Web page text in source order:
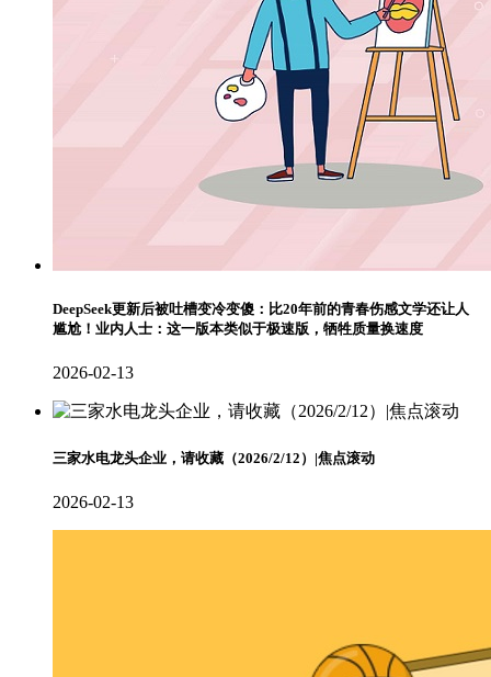
DeepSeek更新后被吐槽变冷变傻：比20年前的青春伤感文学还让人
尴尬！业内人士：这一版本类似于极速版，牺牲质量换速度
2026-02-13
三家水电龙头企业，请收藏（2026/2/12）|焦点滚动
2026-02-13